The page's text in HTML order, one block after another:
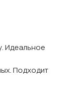
Идеальное
Подходит